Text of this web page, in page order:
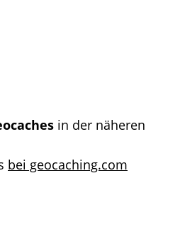
in der näheren
bei geocaching.com